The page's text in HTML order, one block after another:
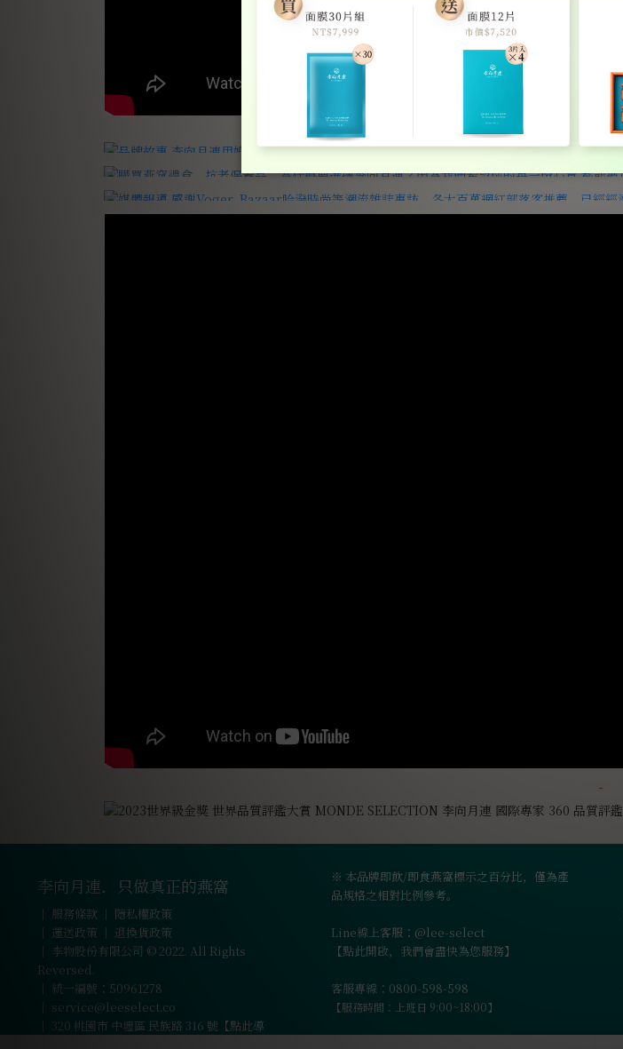
李向月連．只做真正的燕窩
｜ 服務條款 ｜ 隱私權政策
｜ 運送政策 ｜ 退換貨政策
｜ 李物股份有限公司 © 2022. All Rights
Reversed.
｜ 統一編號：50961278
service@leeselect.co
320 桃園市 中壢區 民族路 316 號【點此導
※ 本品牌即飲/即食燕窩標示之百分比，僅為產
品規格之相對比例參考。
Line線上客服：@lee-select
【點此開啟，我們會盡快為您服務】
客服專線：0800-598-598
【服務時間：上班日 9:00~18:00】